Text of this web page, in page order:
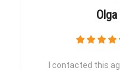
I contacted this